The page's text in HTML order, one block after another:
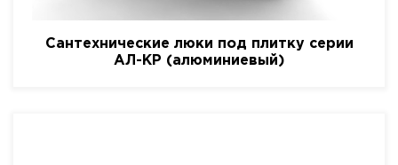
Сантехнические люки под плитку серии
АЛ-КР (алюминиевый)